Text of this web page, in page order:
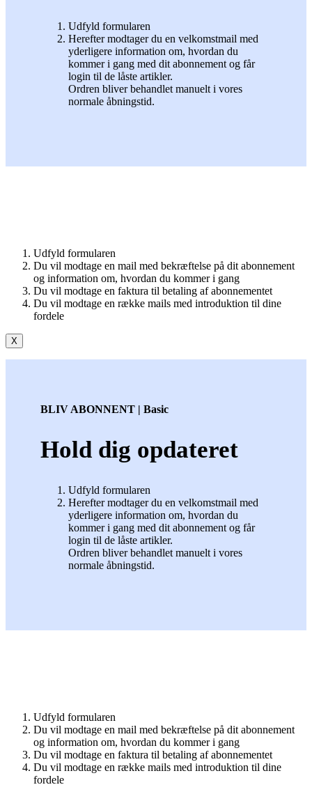
Udfyld formularen
Herefter modtager du en velkomstmail med
yderligere information om, hvordan du
kommer i gang med dit abonnement og får
login til de låste artikler.
Ordren bliver behandlet manuelt i vores
normale åbningstid.
Udfyld formularen
Du vil modtage en mail med bekræftelse på dit abonnement
og information om, hvordan du kommer i gang
Du vil modtage en faktura til betaling af abonnementet
Du vil modtage en række mails med introduktion til dine
fordele
X
BLIV ABONNENT | Basic
Hold dig opdateret
Udfyld formularen
Herefter modtager du en velkomstmail med
yderligere information om, hvordan du
kommer i gang med dit abonnement og får
login til de låste artikler.
Ordren bliver behandlet manuelt i vores
normale åbningstid.
Udfyld formularen
Du vil modtage en mail med bekræftelse på dit abonnement
og information om, hvordan du kommer i gang
Du vil modtage en faktura til betaling af abonnementet
Du vil modtage en række mails med introduktion til dine
fordele